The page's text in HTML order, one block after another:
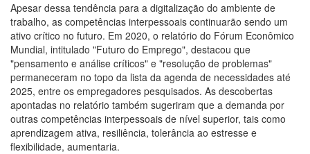
Apesar dessa tendência para a digitalização do ambiente de
trabalho, as competências interpessoais continuarão sendo um
ativo crítico no futuro. Em 2020, o relatório do Fórum Econômico
Mundial, intitulado "Futuro do Emprego", destacou que
"pensamento e análise críticos" e "resolução de problemas"
permaneceram no topo da lista da agenda de necessidades até
2025, entre os empregadores pesquisados. As descobertas
apontadas no relatório também sugeriram que a demanda por
outras competências interpessoais de nível superior, tais como
aprendizagem ativa, resiliência, tolerância ao estresse e
flexibilidade, aumentaria.